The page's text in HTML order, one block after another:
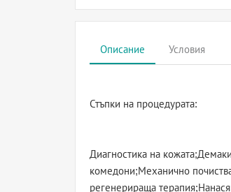
Описание Условия
Стъпки на процедурата:
Диагностика на
комедони;Механично
регенерираща